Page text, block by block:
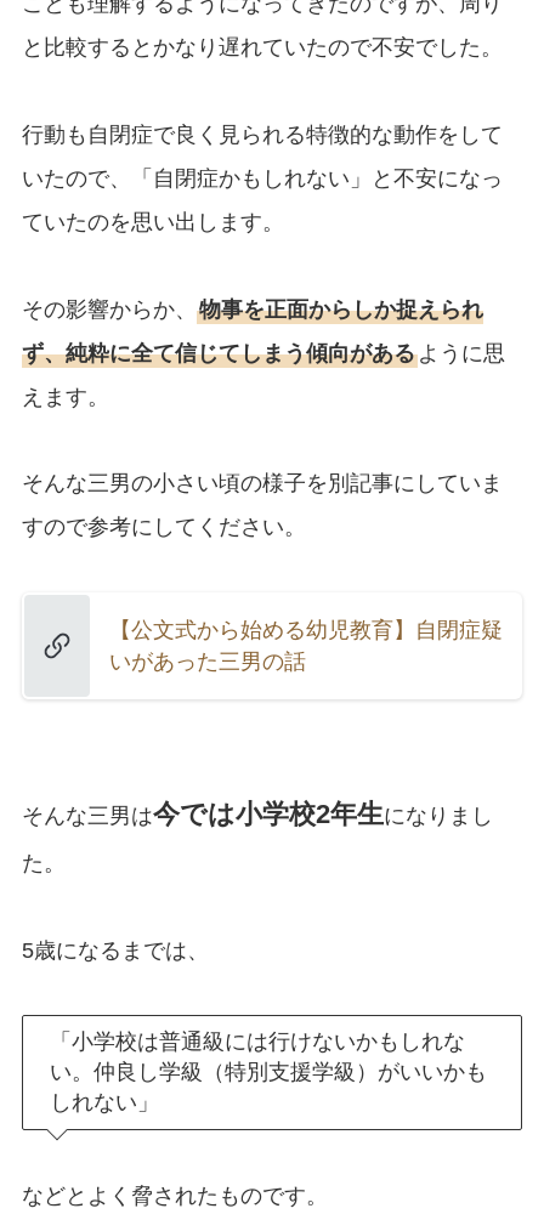
と比較するとかなり遅れていたので不安でした。
行動も自閉症で良く見られる特徴的な動作をして
いたので、「自閉症かもしれない」と不安になっ
ていたのを思い出します。
その影響からか、 物事を正面からしか捉えられ
ず、純粋に全て信じてしまう傾向があるように思
えます。
そんな三男の小さい頃の様子を別記事にしていま
すので参考にしてください。
【公文式から始める幼児教育】自閉症疑
いがあった三男の話
そんな三男は今では小学校2年生になりまし
た。
5歳になるまでは、
「小学校は普通級には行けないかもしれな
い。仲良し学級（特別支援学級）がいいかも
しれない」
などとよく脅されたものです。